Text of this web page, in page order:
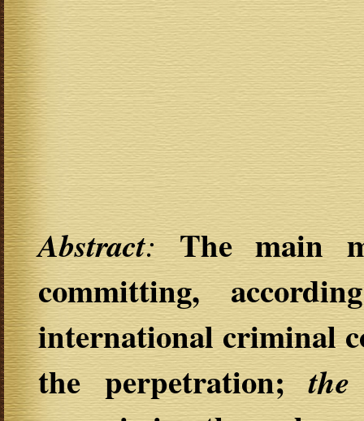
Abstract:The main
committing,
international criminal
the perpetration;the